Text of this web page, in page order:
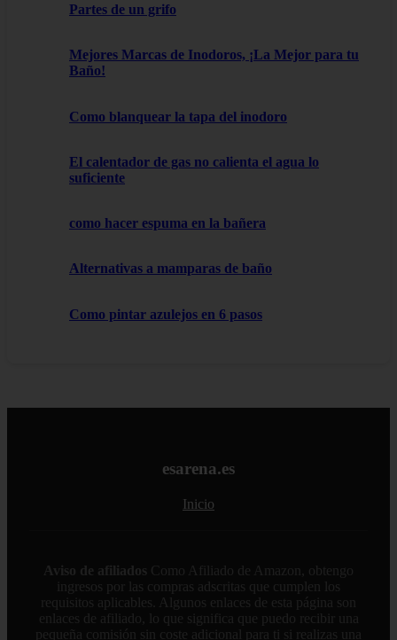
Partes de un grifo
Mejores Marcas de Inodoros, ¡La Mejor para tu
Baño!
Como blanquear la tapa del inodoro
El calentador de gas no calienta el agua lo
suficiente
como hacer espuma en la bañera
Alternativas a mamparas de baño
Como pintar azulejos en 6 pasos
esarena.es
Inicio
Aviso de afiliados Como Afiliado de Amazon, obtengo
ingresos por las compras adscritas que cumplen los
requisitos aplicables. Algunos enlaces de esta página son
enlaces de afiliado, lo que significa que puedo recibir una
pequeña comisión sin coste adicional para ti si realizas una